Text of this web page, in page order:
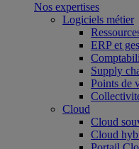
Nos expertises
Logiciels métier
ERP et
Supply
Points de
Cloud
Cloud
Cloud